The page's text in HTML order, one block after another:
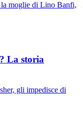
moglie di Lino Banfi,
La storia
gli impedisce di